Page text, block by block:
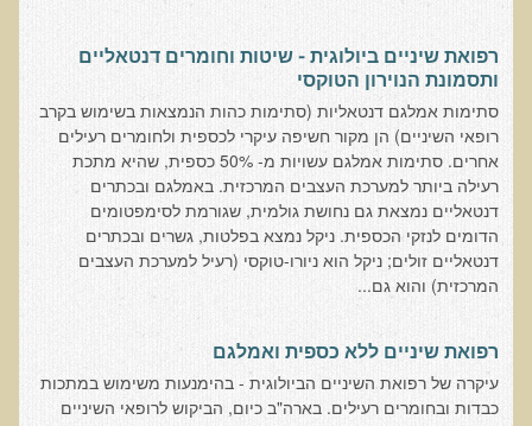
המזון: תרופה או מניעה
רכישת סדנת המזון: תרופה או מניעה
מתכות רעילות
רכישת סדנת מתכות רעילות
שאלות ותשובות מסדנת מתכות רעילות
האבחון הקליני והטיפול בבעיות של חילוף חומרים
שאלות ותשובות מסדנת חילוף חומרים
רכישת סדנת האבחון הקליני והטיפול בבעיות של חילוף חומרים
רכישת סדנת מחלות כלי דם ולב
הקרינה והשדות האלקטרומגנטיים
רפואת שיניים ביולוגית - שיטות וחומרים דנטאליים
ותסמונת הנוירון הטוקסי
סתימות אמלגם דנטאליות (סתימות כהות הנמצאות בשימוש בקרב
רופאי השיניים) הן מקור חשיפה עיקרי לכספית ולחומרים רעילים
אחרים. סתימות אמלגם עשויות מ- 50% כספית, שהיא מתכת
רעילה ביותר למערכת העצבים המרכזית. באמלגם ובכתרים
דנטאליים נמצאת גם נחושת גולמית, שגורמת לסימפטומים
הדומים לנזקי הכספית. ניקל נמצא בפלטות, גשרים ובכתרים
דנטאליים זולים; ניקל הוא ניורו-טוקסי (רעיל למערכת העצבים
המרכזית) והוא גם...
רפואת שיניים ללא כספית ואמלגם
עיקרה של רפואת השיניים הביולוגית - בהימנעות משימוש במתכות
כבדות ובחומרים רעילים. בארה"ב כיום, הביקוש לרופאי השיניים